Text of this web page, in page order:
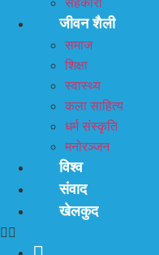
सहकारी
जीवन शैली
समाज
शिक्षा
स्वास्थ्य
कला साहित्य
धर्म संस्कृति
मनोरञ्जन
विश्व
संवाद
खेलकुद